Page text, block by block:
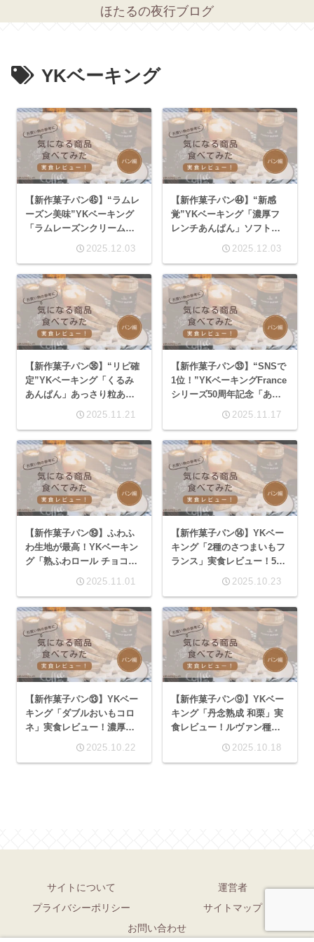
ほたるの夜行ブログ
YKベーキング
【新作菓子パン㊺】“ラムレ
ーズン美味”YKベーキング
「ラムレーズンクリームロ
2025.12.03
【新作菓子パン㊹】“新感
覚”YKベーキング「濃厚フ
レンチあんぱん」ソフトフ
2025.12.03
【新作菓子パン㊱】“リピ確
定”YKベーキング「くるみ
あんぱん」あっさり粒あん
とくるみのバランスが絶
2025.11.21
【新作菓子パン㉝】“SNSで
1位！”YKベーキングFrance
シリーズ50周年記念「あん
マーガリンフランス」粒あ
2025.11.17
【新作菓子パン⑲】ふわふ
わ生地が最高！YKベーキン
グ「熟ふわロール チョコバ
2025.11.01
【新作菓子パン⑭】YKベー
キング「2種のさつまいもフ
ランス」実食レビュー！50
は薄い？カロリーと価格を
2025.10.23
【新作菓子パン⑬】YKベー
キング「ダブルおいもコロ
ネ」実食レビュー！濃厚な
2025.10.22
【新作菓子パン⑨】YKベー
キング「丹念熟成 和栗」実
食レビュー！ルヴァン種仕
2025.10.18
サイトについて
運営者
プライバシーポリシー
サイトマップ
お問い合わせ